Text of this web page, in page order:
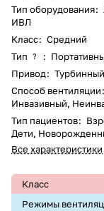
Тип оборудования:
ИВЛ
Класс: Средний
Тип
? :
Привод: Турбинный
Способ вентиляции:
Инвазивный,
Тип пациентов:
Дети,
Все характеристики
Класс
Режимы